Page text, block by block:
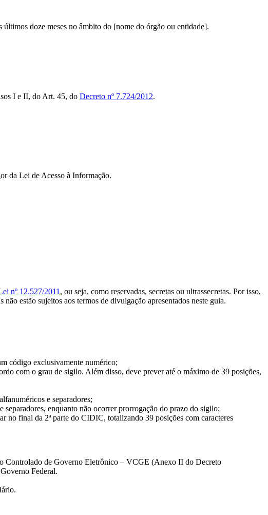
doze meses no âmbito do [nome do órgão ou entidade].
I e II, do Art. 45, do Decreto nº 7.724/2012.
da Lei de Acesso à Informação.
nº 12.527/2011 , ou seja, como reservadas, secretas ou ultrassecretas. Por isso,
estão sujeitos aos termos de divulgação apresentados neste guia.
código exclusivamente numérico;
com o grau de sigilo. Além disso, deve prever até o máximo de 39 posições,
e separadores;
separadores, enquanto não ocorrer prorrogação do prazo do sigilo;
no final da 2ª parte do CIDIC, totalizando 39 posições com caracteres
Controlado de Governo Eletrônico – VCGE (Anexo II do Decreto
Federal.